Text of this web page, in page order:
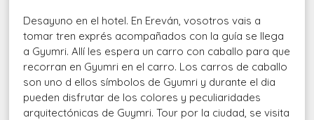
Desayuno en el hotel. En Ereván, vosotros vais a
tomar tren exprés acompañados con la guía se llega
a Gyumri. Allí les espera un carro con caballo para que
recorran en Gyumri en el carro. Los carros de caballo
son uno d ellos símbolos de Gyumri y durante el dia
pueden disfrutar de los colores y peculiaridades
arquitectónicas de Guymri. Tour por la ciudad, se visita